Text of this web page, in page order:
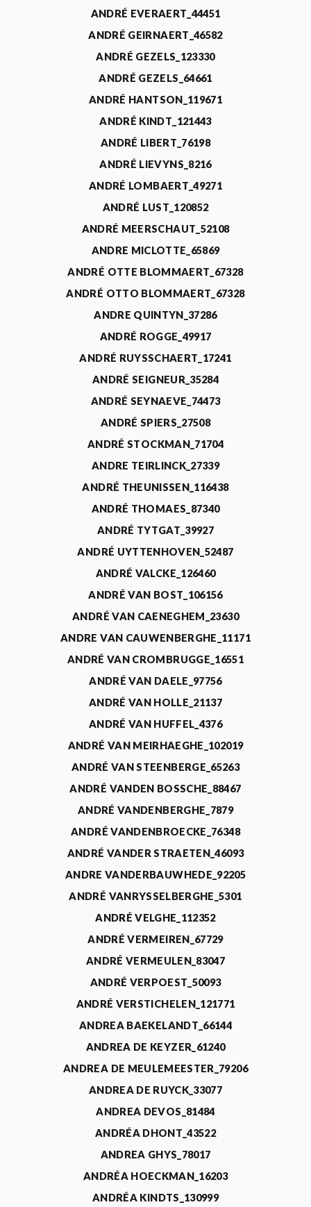
ANDRÉ EVERAERT_44451
ANDRÉ GEIRNAERT_46582
ANDRÉ GEZELS_123330
ANDRÉ GEZELS_64661
ANDRÉ HANTSON_119671
ANDRÉ KINDT_121443
ANDRÉ LIBERT_76198
ANDRÉ LIEVYNS_8216
ANDRÉ LOMBAERT_49271
ANDRÉ LUST_120852
ANDRÉ MEERSCHAUT_52108
ANDRE MICLOTTE_65869
ANDRÉ OTTE BLOMMAERT_67328
ANDRÉ OTTO BLOMMAERT_67328
ANDRE QUINTYN_37286
ANDRÉ ROGGE_49917
ANDRÉ RUYSSCHAERT_17241
ANDRÉ SEIGNEUR_35284
ANDRÉ SEYNAEVE_74473
ANDRÉ SPIERS_27508
ANDRÉ STOCKMAN_71704
ANDRE TEIRLINCK_27339
ANDRÉ THEUNISSEN_116438
ANDRÉ THOMAES_87340
ANDRÉ TYTGAT_39927
ANDRÉ UYTTENHOVEN_52487
ANDRÉ VALCKE_126460
ANDRÉ VAN BOST_106156
ANDRÉ VAN CAENEGHEM_23630
ANDRE VAN CAUWENBERGHE_11171
ANDRÉ VAN CROMBRUGGE_16551
ANDRÉ VAN DAELE_97756
ANDRÉ VAN HOLLE_21137
ANDRÉ VAN HUFFEL_4376
ANDRÉ VAN MEIRHAEGHE_102019
ANDRÉ VAN STEENBERGE_65263
ANDRÉ VANDEN BOSSCHE_88467
ANDRÉ VANDENBERGHE_7879
ANDRÉ VANDENBROECKE_76348
ANDRÉ VANDER STRAETEN_46093
ANDRE VANDERBAUWHEDE_92205
ANDRÉ VANRYSSELBERGHE_5301
ANDRÉ VELGHE_112352
ANDRÉ VERMEIREN_67729
ANDRÉ VERMEULEN_83047
ANDRÉ VERPOEST_50093
ANDRÉ VERSTICHELEN_121771
ANDREA BAEKELANDT_66144
ANDREA DE KEYZER_61240
ANDREA DE MEULEMEESTER_79206
ANDREA DE RUYCK_33077
ANDREA DEVOS_81484
ANDRÉA DHONT_43522
ANDREA GHYS_78017
ANDRÉA HOECKMAN_16203
ANDRÉA KINDTS_130999